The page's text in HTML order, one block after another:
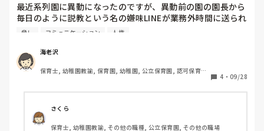
最近系列園に異動になったのですが、異動前の園の園長から
毎日のように説教という名の嫌味LINEが業務外時間に送られ
てきます。
生に迷惑だとか、人格否定をするものばかりです。私が以前
の園で全く仕事をしなかった等ならわかりますが、同僚たち
とはコミュニケーションを取りながらしっかりと仕事をして
まり好かれていないのは何となく感じており、私にのみ厳し
い様子ではありました。異動の際も同じく異動になった先生
方の顔だけをみて優しく立派なことを仰っていましたが、私
脅し コミュニケーション 人権
海老沢
保育士, 幼稚園教諭, 保育園, 幼稚園, 公立保育園, 認可保育園,
4 ・ 09/28
さくら
保育士, 幼稚園教諭, その他の職種, 公立保育園, その他の職場